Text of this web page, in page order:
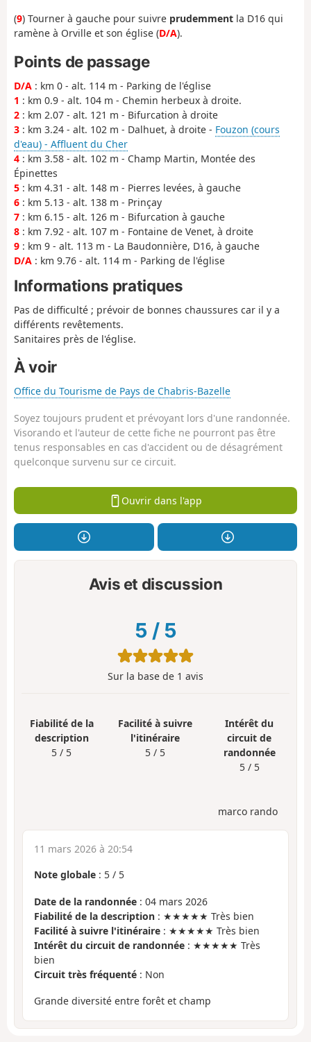
(9) Tourner à gauche pour suivre prudemment la D16 qui
ramène à Orville et son église (D/A).
Points de passage
D/A : km 0 - alt. 114 m - Parking de l'église
1 : km 0.9 - alt. 104 m - Chemin herbeux à droite.
2 : km 2.07 - alt. 121 m - Bifurcation à droite
3 : km 3.24 - alt. 102 m - Dalhuet, à droite - Fouzon (cours
d'eau) - Affluent du Cher
4 : km 3.58 - alt. 102 m - Champ Martin, Montée des
Épinettes
5 : km 4.31 - alt. 148 m - Pierres levées, à gauche
6 : km 5.13 - alt. 138 m - Prinçay
7 : km 6.15 - alt. 126 m - Bifurcation à gauche
8 : km 7.92 - alt. 107 m - Fontaine de Venet, à droite
9 : km 9 - alt. 113 m - La Baudonnière, D16, à gauche
D/A : km 9.76 - alt. 114 m - Parking de l'église
Informations pratiques
Pas de difficulté ; prévoir de bonnes chaussures car il y a
différents revêtements.
Sanitaires près de l'église.
À voir
Office du Tourisme de Pays de Chabris-Bazelle
Soyez toujours prudent et prévoyant lors d'une randonnée.
Visorando et l'auteur de cette fiche ne pourront pas être
tenus responsables en cas d'accident ou de désagrément
quelconque survenu sur ce circuit.
Ouvrir dans l'app
Avis et discussion
5 / 5
Sur la base de 1 avis
Fiabilité de la
description
5 / 5
Facilité à suivre
l'itinéraire
5 / 5
Intérêt du
circuit de
randonnée
5 / 5
marco rando
11 mars 2026 à 20:54
Note globale : 5 / 5
Date de la randonnée : 04 mars 2026
Fiabilité de la description : ★★★★★ Très bien
Facilité à suivre l'itinéraire : ★★★★★ Très bien
Intérêt du circuit de randonnée : ★★★★★ Très
bien
Circuit très fréquenté : Non
Grande diversité entre forêt et champ